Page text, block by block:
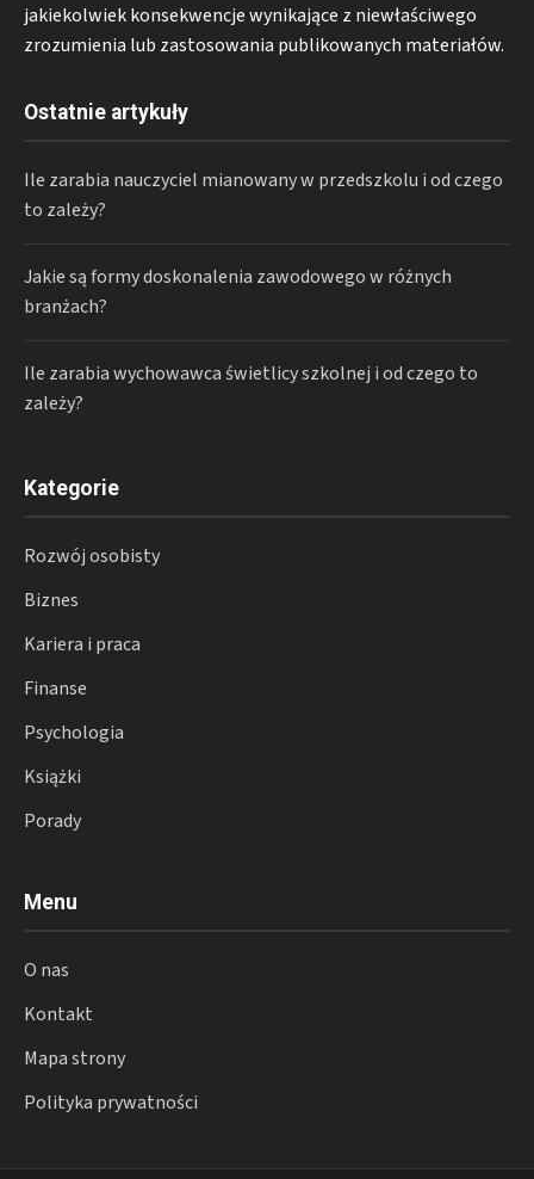
jakiekolwiek konsekwencje wynikające z niewłaściwego
zrozumienia lub zastosowania publikowanych materiałów.
Ostatnie artykuły
Ile zarabia nauczyciel mianowany w przedszkolu i od czego
to zależy?
Jakie są formy doskonalenia zawodowego w różnych
branżach?
Ile zarabia wychowawca świetlicy szkolnej i od czego to
zależy?
Kategorie
Rozwój osobisty
Biznes
Kariera i praca
Finanse
Psychologia
Książki
Porady
Menu
O nas
Kontakt
Mapa strony
Polityka prywatności